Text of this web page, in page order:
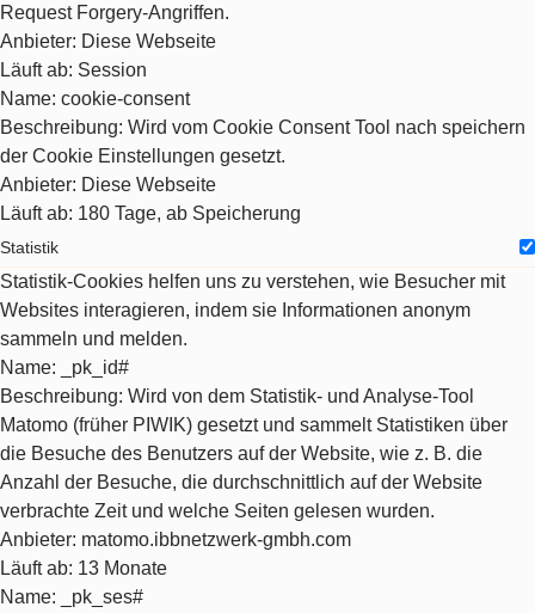
Request Forgery-Angriffen.
Anbieter: Diese Webseite
Läuft ab: Session
Name: cookie-consent
Beschreibung: Wird vom Cookie Consent Tool nach speichern
der Cookie Einstellungen gesetzt.
Anbieter: Diese Webseite
Läuft ab: 180 Tage, ab Speicherung
Statistik
Statistik-Cookies helfen uns zu verstehen, wie Besucher mit
Websites interagieren, indem sie Informationen anonym
sammeln und melden.
Name: _pk_id#
Beschreibung: Wird von dem Statistik- und Analyse-Tool
Matomo (früher PIWIK) gesetzt und sammelt Statistiken über
die Besuche des Benutzers auf der Website, wie z. B. die
Anzahl der Besuche, die durchschnittlich auf der Website
verbrachte Zeit und welche Seiten gelesen wurden.
Anbieter: matomo.ibbnetzwerk-gmbh.com
Läuft ab: 13 Monate
Name: _pk_ses#